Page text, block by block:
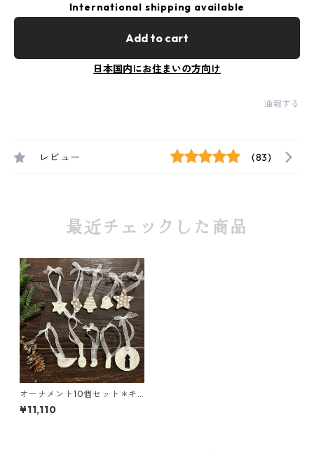
International shipping available
Add to cart
日本国内にお住まいの方向け
通報する
レビュー (83)
最近チェックした商品
オーナメント10個セット＊キ
ャンドルの窓＊マット
¥11,110